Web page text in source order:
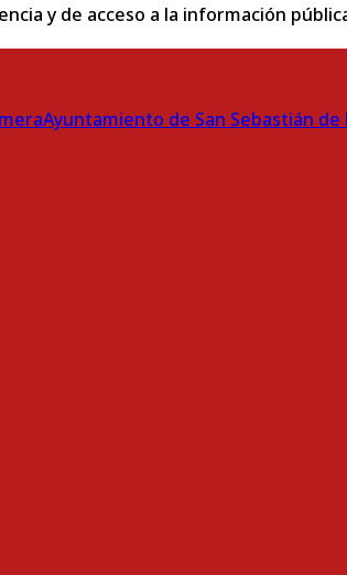
y de acceso a la información
Ayuntamiento de San Sebastián de